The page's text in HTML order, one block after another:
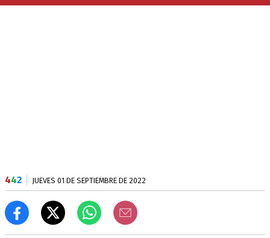
442 JUEVES 01 DE SEPTIEMBRE DE 2022